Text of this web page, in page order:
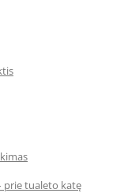
prie tualeto katę